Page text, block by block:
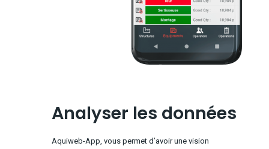
Analyser les données
Aquiweb-App, vous permet d’avoir une vision